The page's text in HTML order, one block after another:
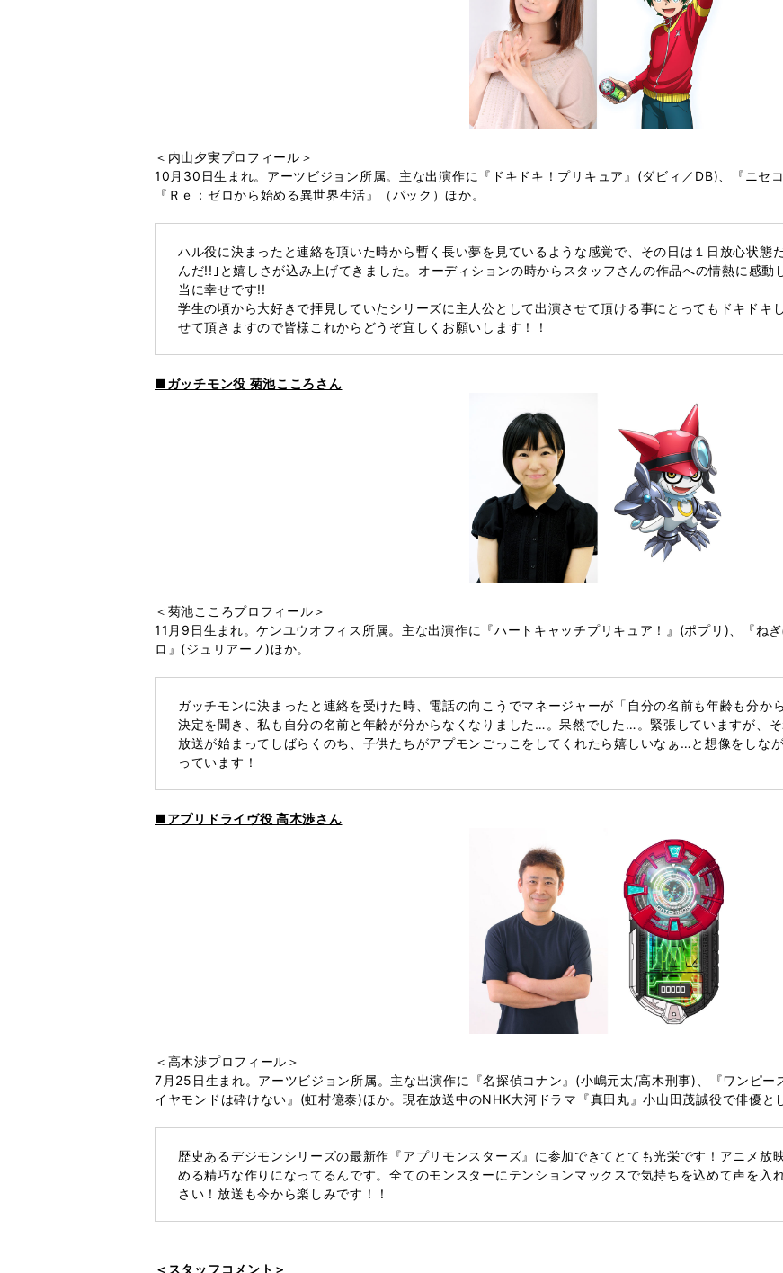
＜内山夕実プロフィール＞
10月30日生まれ。アーツビジョン所属。主な出演作に『ドキドキ！プリキュア』(ダビィ／DB)、『ニセ
『Ｒｅ：ゼロから始める異世界生活』（パック）ほか。
ハル役に決まったと連絡を頂いた時から暫く長い夢を見ているような感覚で、その日は１日放心状態
んだ!!｣と嬉しさが込み上げてきました。オーディションの時からスタッフさんの作品への情熱に感動
当に幸せです!!
学生の頃から大好きで拝見していたシリーズに主人公として出演させて頂ける事にとってもドキドキ
せて頂きますので皆様これからどうぞ宜しくお願いします！！
■ガッチモン役 菊池こころさん
＜菊池こころプロフィール＞
11月9日生まれ。ケンユウオフィス所属。主な出演作に『ハートキャッチプリキュア！』(ポプリ)、『ね
ロ』(ジュリアーノ)ほか。
ガッチモンに決まったと連絡を受けた時、電話の向こうでマネージャーが「自分の名前も年齢も分か
決定を聞き、私も自分の名前と年齢が分からなくなりました…。呆然でした…。緊張していますが、そ
放送が始まってしばらくのち、子供たちがアプモンごっこをしてくれたら嬉しいなぁ…と想像をしな
っています！
■アプリドライヴ役 高木渉さん
＜高木渉プロフィール＞
7月25日生まれ。アーツビジョン所属。主な出演作に『名探偵コナン』(小嶋元太/高木刑事)、『ワンピ
イヤモンドは砕けない』(虹村億泰)ほか。現在放送中のNHK大河ドラマ『真田丸』小山田茂誠役で俳優と
歴史あるデジモンシリーズの最新作『アプリモンスターズ』に参加できてとても光栄です！アニメ放
める精巧な作りになってるんです。全てのモンスターにテンションマックスで気持ちを込めて声を入
さい！放送も今から楽しみです！！
＜スタッフコメント＞